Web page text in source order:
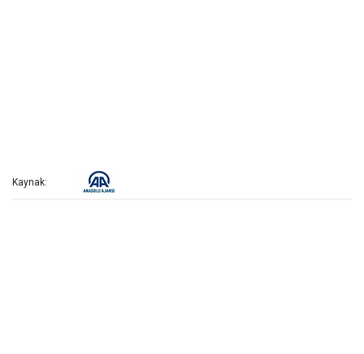
Kaynak: